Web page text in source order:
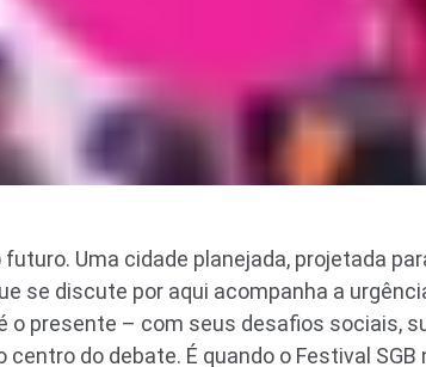
Uma cidade planejada, projetada
se discute por aqui acompanha a
o presente – com seus desafios sociais,
do debate. É quando o Festival